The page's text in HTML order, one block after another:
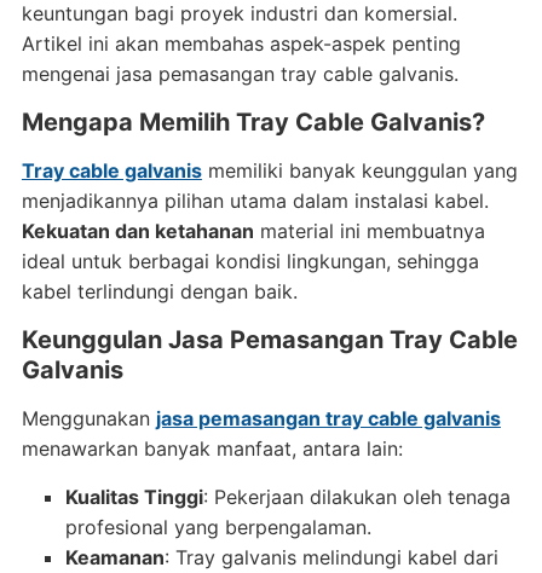
keuntungan bagi proyek industri dan komersial.
Artikel ini akan membahas aspek-aspek penting
mengenai jasa pemasangan tray cable galvanis.
Mengapa Memilih Tray Cable Galvanis?
Tray cable galvanismemiliki banyak keunggulan yang
menjadikannya pilihan utama dalam instalasi kabel.
Kekuatan dan ketahanan material ini membuatnya
ideal untuk berbagai kondisi lingkungan, sehingga
kabel terlindungi dengan baik.
Keunggulan Jasa Pemasangan Tray Cable
Galvanis
Menggunakan jasa pemasangan tray cable galvanis
menawarkan banyak manfaat, antara lain:
Kualitas Tinggi: Pekerjaan dilakukan oleh tenaga
profesional yang berpengalaman.
Keamanan: Tray galvanis melindungi kabel dari